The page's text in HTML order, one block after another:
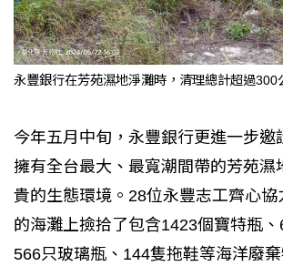
永豐銀行在芳苑濕地淨灘時，清理總計超過300
今年五月中旬，永豐銀行更進一步邀
擁有全台最大、最寬潮間帶的芳苑濕
貴的生態環境。28位永豐志工齊心協
的海灘上撿拾了包含1423個寶特瓶、
566只玻璃瓶、144隻拖鞋等海洋廢